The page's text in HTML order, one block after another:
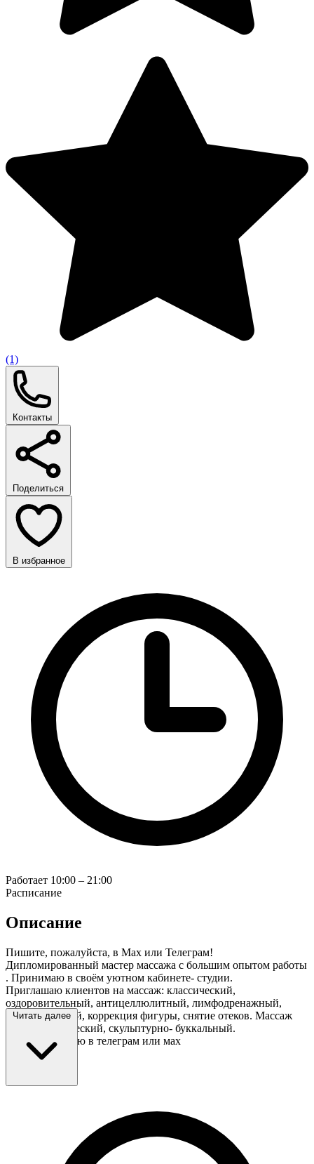
(1)
Контакты
Поделиться
В избранное
Работает 10:00 – 21:00
Расписание
Описание
Пишите, пожалуйста, в Мах или Телеграм!
Дипломированный мастер массажа с большим опытом работы
. Принимаю в своём уютном кабинете- студии.
Приглашаю клиентов на массаж: классический,
оздоровительный, антицеллюлитный, лимфодренажный,
расслабляющий, коррекция фигуры, снятие отеков. Массаж
лица : классический, скульптурно- буккальный.
Прайс отправлю в телеграм или мах
Читать далее